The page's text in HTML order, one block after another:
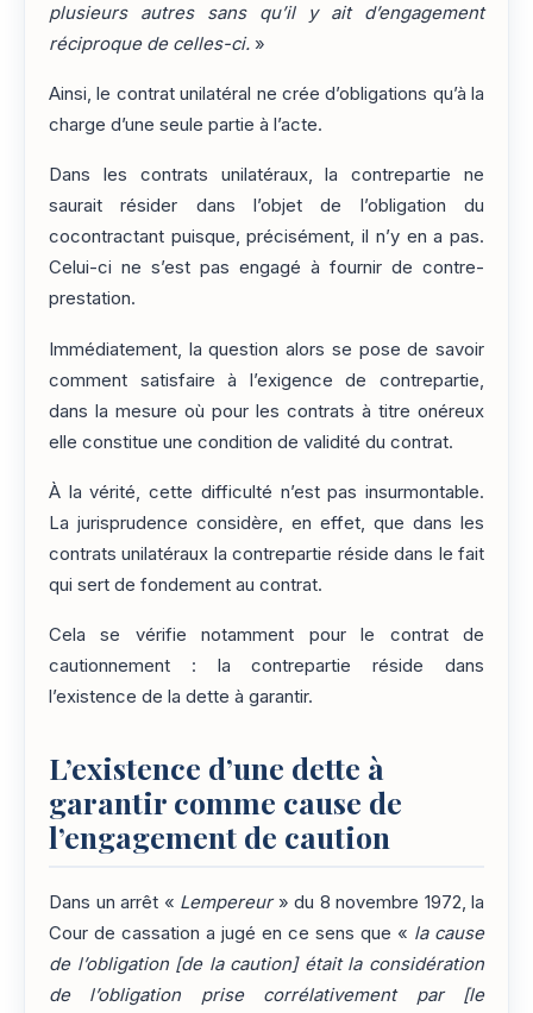
plusieurs autres sans qu’il y ait d’engagement
réciproque de celles-ci. »
Ainsi, le contrat unilatéral ne crée d’obligations qu’à la
charge d’une seule partie à l’acte.
Dans les contrats unilatéraux, la contrepartie ne
saurait résider dans l’objet de l’obligation du
cocontractant puisque, précisément, il n’y en a pas.
Celui-ci ne s’est pas engagé à fournir de contre-
prestation.
Immédiatement, la question alors se pose de savoir
comment satisfaire à l’exigence de contrepartie,
dans la mesure où pour les contrats à titre onéreux
elle constitue une condition de validité du contrat.
À la vérité, cette difficulté n’est pas insurmontable.
La jurisprudence considère, en effet, que dans les
contrats unilatéraux la contrepartie réside dans le fait
qui sert de fondement au contrat.
Cela se vérifie notamment pour le contrat de
cautionnement : la contrepartie réside dans
l’existence de la dette à garantir.
L’existence d’une dette à
garantir comme cause de
l’engagement de caution
Dans un arrêt « Lempereur» du 8 novembre 1972, la
Cour de cassation a jugé en ce sens que « la cause
de l’obligation [de la caution] était la considération
de l’obligation prise corrélativement par [le